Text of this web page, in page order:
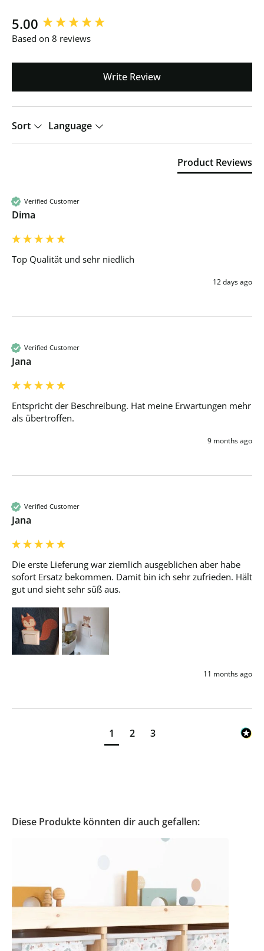
5.00
Based on 8 reviews
Write Review
Sort Language
Product Reviews
Verified Customer
Dima
Top Qualität und sehr niedlich
12 days ago
Verified Customer
Jana
Entspricht der Beschreibung. Hat meine Erwartungen mehr
als übertroffen.
9 months ago
Verified Customer
Jana
Die erste Lieferung war ziemlich ausgeblichen aber habe
sofort Ersatz bekommen. Damit bin ich sehr zufrieden. Hält
gut und sieht sehr süß aus.
11 months ago
1 2 3
New content loaded
Diese Produkte könnten dir auch gefallen: